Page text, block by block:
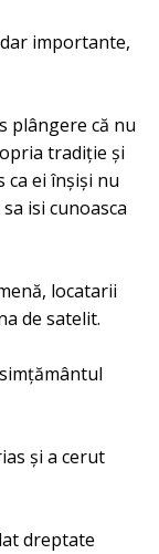
importante,
plângere că nu
tradiție și
ca ei înșiși nu
isi cunoasca
locatarii
de satelit.
și a cerut
dreptate